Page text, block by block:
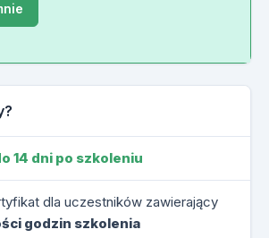
14 dni po szkoleniu
dla uczestników zawierający
godzin szkolenia